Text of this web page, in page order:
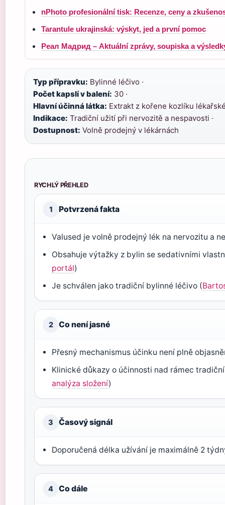
nPhoto profesionální tisk: Recenze, ceny a
Tarantule ukrajinská: výskyt, jed a první pomoc
Реал Мадрид – Aktuální zprávy, soupiska a
Typ přípravku: Bylinné léčivo ·
Počet kapslí v balení: 30 ·
Hlavní účinná látka: Extrakt z kořene kozlíku
Indikace: Tradiční užití při nervozitě a nespavosti ·
Dostupnost: Volně prodejný v lékárnách
RYCHLÝ PŘEHLED
1 Potvrzená fakta
Valused je volně prodejný lék na nervozitu a
Obsahuje výtažky z bylin se sedativními
portál)
Je schválen jako tradiční bylinné léčivo (
2 Co není jasné
Přesný mechanismus účinku není plně
Klinické důkazy o účinnosti nad rámec
analýza složení)
3 Časový signál
Doporučená délka užívání je maximálně 2
4 Co dále